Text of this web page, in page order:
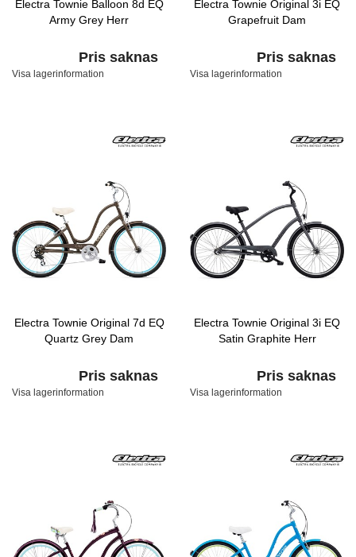
Electra Townie Balloon 8d EQ
Army Grey Herr
Pris saknas
Visa lagerinformation
Electra Townie Original 3i EQ
Grapefruit Dam
Pris saknas
Visa lagerinformation
Electra Townie Original 7d EQ
Quartz Grey Dam
Pris saknas
Visa lagerinformation
Electra Townie Original 3i EQ
Satin Graphite Herr
Pris saknas
Visa lagerinformation